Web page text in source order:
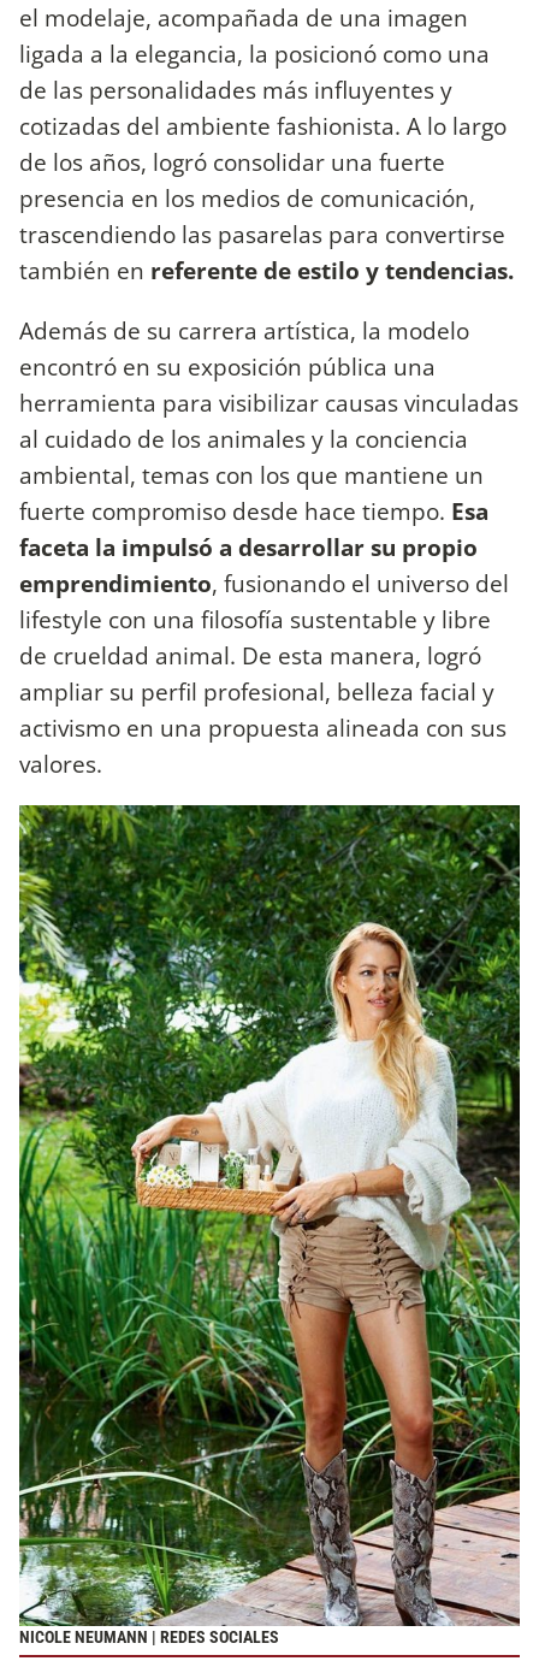
el modelaje, acompañada de una imagen
ligada a la elegancia, la posicionó como una
de las personalidades más influyentes y
cotizadas del ambiente fashionista. A lo largo
de los años, logró consolidar una fuerte
presencia en los medios de comunicación,
trascendiendo las pasarelas para convertirse
también en referente de estilo y tendencias.
Además de su carrera artística, la modelo
encontró en su exposición pública una
herramienta para visibilizar causas vinculadas
al cuidado de los animales y la conciencia
ambiental, temas con los que mantiene un
fuerte compromiso desde hace tiempo. Esa
faceta la impulsó a desarrollar su propio
emprendimiento, fusionando el universo del
lifestyle con una filosofía sustentable y libre
de crueldad animal. De esta manera, logró
ampliar su perfil profesional, belleza facial y
activismo en una propuesta alineada con sus
valores.
NICOLE NEUMANN | REDES SOCIALES